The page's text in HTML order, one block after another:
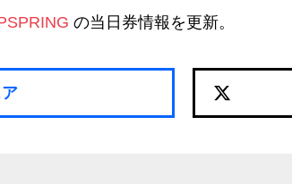
の当日券情報を更新。